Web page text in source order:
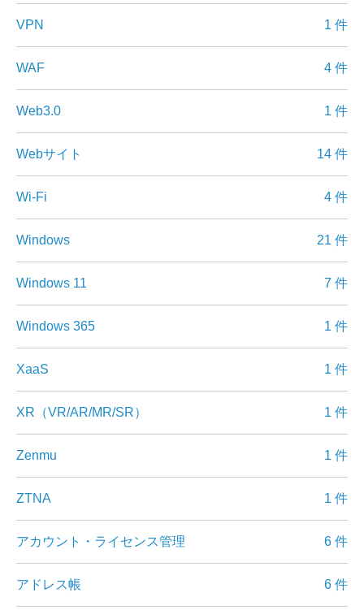
VPN 1 件
WAF 4 件
Web3.0 1 件
Webサイト 14 件
Wi-Fi 4 件
Windows 21 件
Windows 11 7 件
Windows 365 1 件
XaaS 1 件
XR（VR/AR/MR/SR） 1 件
Zenmu 1 件
ZTNA 1 件
アカウント・ライセンス管理 6 件
アドレス帳 6 件